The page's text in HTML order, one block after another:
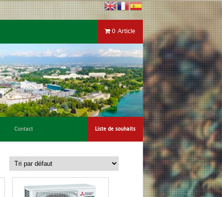
0 Article
Contact Liste de souhaits